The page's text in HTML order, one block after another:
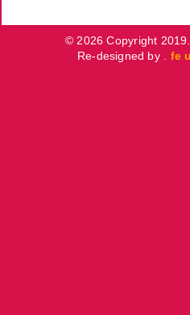
© 2026 Copyright
Re-designed by . fe